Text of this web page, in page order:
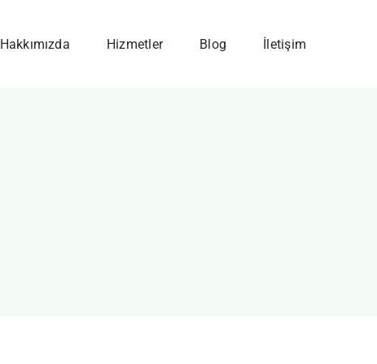
Hakkımızda Hizmetler Blog İletişim